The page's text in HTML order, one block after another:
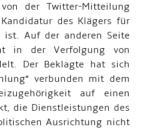
der Twitter-Mitteilung
des Klägers für
ist. Auf der anderen Seite
in der Verfolgung von
Der Beklagte hat sich
verbunden mit dem
auf einen
die Dienstleistungen des
Ausrichtung nicht